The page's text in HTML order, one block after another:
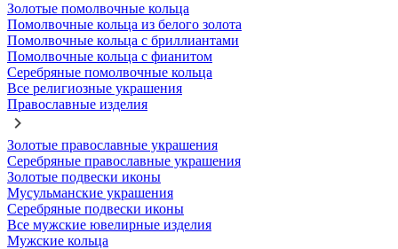
Золотые помолвочные кольца
Помолвочные кольца из белого золота
Помолвочные кольца с бриллиантами
Помолвочные кольца с фианитом
Серебряные помолвочные кольца
Все религиозные украшения
Православные изделия
Золотые православные украшения
Серебряные православные украшения
Золотые подвески иконы
Мусульманские украшения
Серебряные подвески иконы
Все мужские ювелирные изделия
Мужские кольца